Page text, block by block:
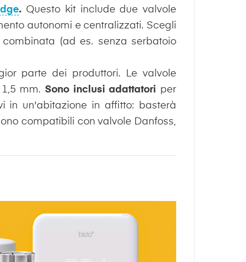
. Questo kit include due valvole
autonomi e centralizzati. Scegli
(ad es. senza serbatoio
parte dei produttori. Le valvole
1,5 mm.Sono inclusi adattatori per
in un'abitazione in affitto: basterà
compatibili con valvole Danfoss,